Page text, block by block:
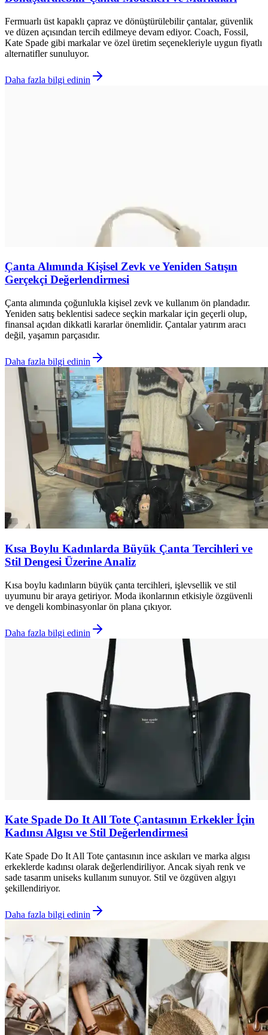
Fermuarlı üst kapaklı çapraz ve dönüştürülebilir çantalar, güvenlik
ve düzen açısından tercih edilmeye devam ediyor. Coach, Fossil,
Kate Spade gibi markalar ve özel üretim seçenekleriyle uygun fiyatlı
alternatifler sunuluyor.
Daha fazla bilgi edinin
Çanta Alımında Kişisel Zevk ve Yeniden Satışın
Gerçekçi Değerlendirmesi
Çanta alımında çoğunlukla kişisel zevk ve kullanım ön plandadır.
Yeniden satış beklentisi sadece seçkin markalar için geçerli olup,
finansal açıdan dikkatli kararlar önemlidir. Çantalar yatırım aracı
değil, yaşamın parçasıdır.
Daha fazla bilgi edinin
Kısa Boylu Kadınlarda Büyük Çanta Tercihleri ve
Stil Dengesi Üzerine Analiz
Kısa boylu kadınların büyük çanta tercihleri, işlevsellik ve stil
uyumunu bir araya getiriyor. Moda ikonlarının etkisiyle özgüvenli
ve dengeli kombinasyonlar ön plana çıkıyor.
Daha fazla bilgi edinin
Kate Spade Do It All Tote Çantasının Erkekler İçin
Kadınsı Algısı ve Stil Değerlendirmesi
Kate Spade Do It All Tote çantasının ince askıları ve marka algısı
erkeklerde kadınsı olarak değerlendiriliyor. Ancak siyah renk ve
sade tasarım uniseks kullanım sunuyor. Stil ve özgüven algıyı
şekillendiriyor.
Daha fazla bilgi edinin